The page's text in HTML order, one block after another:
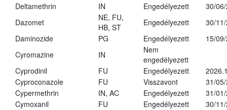
Deltamethrin
IN Engedélyezett
30/
Dazomet
NE, FU,
HB, ST
Engedélyezett
30/
Daminozide
PG Engedélyezett
15/
Cyromazine
IN
Nem
engedélyezett
Cyprodinil
FU Engedélyezett
Cyproconazole
FU Visszavont
31/
Cypermethrin
IN, AC Engedélyezett
31/
Cymoxanil
FU Engedélyezett
30/